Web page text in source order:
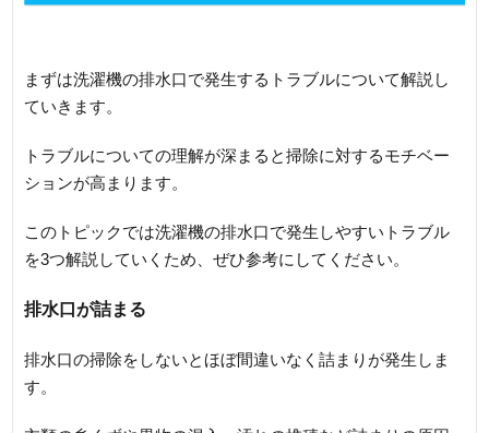
まずは洗濯機の排水口で発生するトラブルについて解説し
ていきます。
トラブルについての理解が深まると掃除に対するモチベー
ションが高まります。
このトピックでは洗濯機の排水口で発生しやすいトラブル
を3つ解説していくため、ぜひ参考にしてください。
排水口が詰まる
排水口の掃除をしないとほぼ間違いなく詰まりが発生しま
す。